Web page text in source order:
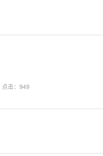
点击：949